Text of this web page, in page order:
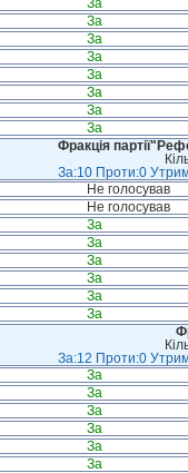
За
За
За
За
За
За
За
За
Фракція
За:10 Проти:0
Не голосував
Не голосував
За
За
За
За
За
За
За:12 Проти:0
За
За
За
За
За
За